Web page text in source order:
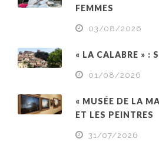
FEMMES
03/08/2026
« LA CALABRE » :
01/08/2026
« MUSÉE DE LA
ET LES PEINTRES
31/07/2026